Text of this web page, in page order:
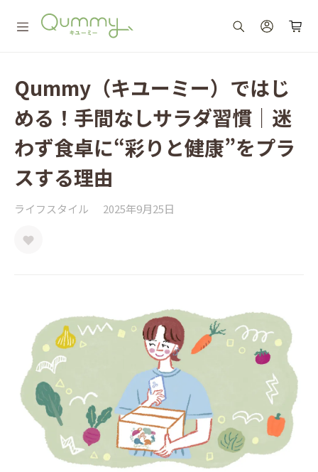
Qummy（キユーミー）ではじ
める！手間なしサラダ習慣｜迷
わず食卓に“彩りと健康”をプラ
スする理由
ライフスタイル 2025年9月25日